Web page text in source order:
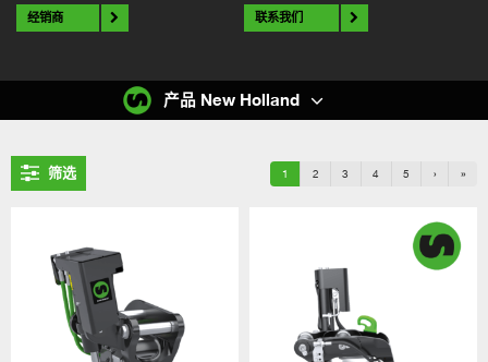
经销商 联系我们
筛选 1 2 3 4 5 › »
产品 New Holland